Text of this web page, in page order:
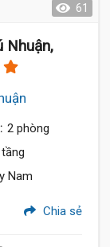
61
Nhuận,
2 phòng
Nam
Chia sẻ